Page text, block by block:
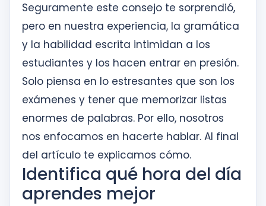
Seguramente este consejo te sorprendió,
pero en nuestra experiencia, la gramática
y la habilidad escrita intimidan a los
estudiantes y los hacen entrar en presión.
Solo piensa en lo estresantes que son los
exámenes y tener que memorizar listas
enormes de palabras. Por ello, nosotros
nos enfocamos en hacerte hablar. Al final
del artículo te explicamos cómo.
Identifica qué hora del día
aprendes mejor